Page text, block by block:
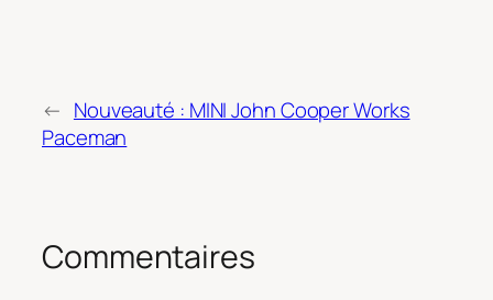
← Nouveauté : MINI John Cooper Works
Paceman
Commentaires